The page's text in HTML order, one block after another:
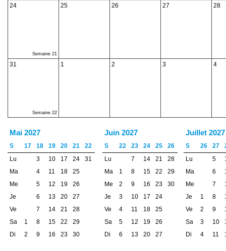
24
Semaine 21
25 26 27 28
31
Semaine 22
1 2 3 4
Mai 2027
S 17 18 19 20 21
22
Lu
3 10 17 24
31
Ma
4 11 18
25
Me
5 12 19
26
Je
6 13 20
27
Ve
7 14 21
28
Sa
1 8 15 22
29
Di
2 9 16 23 30
Juin 2027
S 22 23 24 25
26
Lu
7 14 21
28
Ma
1 8 15 22
29
Me
2 9 16 23
30
Je
3 10 17
24
Ve
4 11 18
25
Sa
5 12 19
26
Di
6 13 20 27
Juillet 2027
S 26 27
Lu
5
Ma
6
Me
7
Je
1 8
Ve
2 9
Sa
3 10
Di
4 11